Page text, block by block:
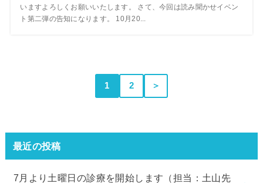
いますよろしくお願いいたします。 さて、今回は読み聞かせイベン
ト第二弾の告知になります。 10月20...
1 2 ＞
最近の投稿
7月より土曜日の診療を開始します（担当：土山先